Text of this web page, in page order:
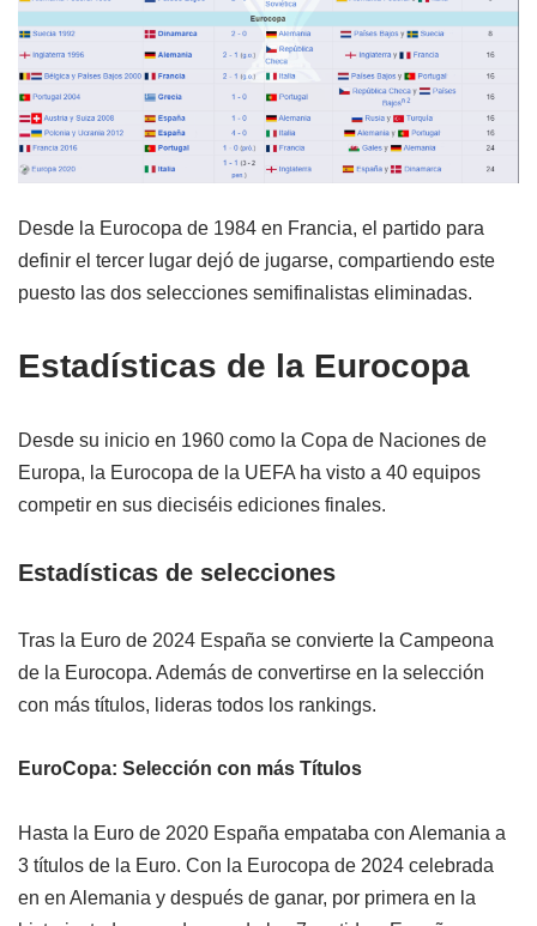
Desde la Eurocopa de 1984 en Francia, el partido para
definir el tercer lugar dejó de jugarse, compartiendo este
puesto las dos selecciones semifinalistas eliminadas.
Estadísticas de la Eurocopa
Desde su inicio en 1960 como la Copa de Naciones de
Europa, la Eurocopa de la UEFA ha visto a 40 equipos
competir en sus dieciséis ediciones finales.
Estadísticas de selecciones
Tras la Euro de 2024 España se convierte la Campeona
de la Eurocopa. Además de convertirse en la selección
con más títulos, lideras todos los rankings.
EuroCopa: Selección con más Títulos
Hasta la Euro de 2020 España empataba con Alemania a
3 títulos de la Euro. Con la Eurocopa de 2024 celebrada
en en Alemania y después de ganar, por primera en la